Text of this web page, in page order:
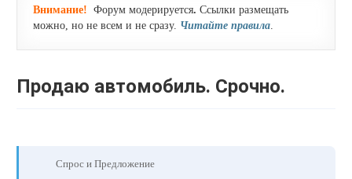
Внимание! Форум модерируется. Ссылки размещать
можно, но не всем и не сразу. Читайте правила.
Продаю автомобиль. Срочно.
Спрос и Предложение